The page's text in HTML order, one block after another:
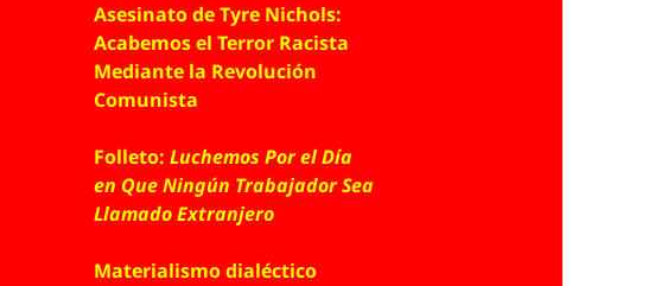
Asesinato de Tyre Nichols:
Acabemos el Terror Racista
Mediante la Revolución
Comunista
Folleto:Luchemos Por el Día
en Que Ningún Trabajador Sea
Llamado Extranjero
Materialismo dialéctico